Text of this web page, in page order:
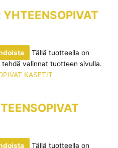
Tällä tuotteella on
tehdä valinnat tuotteen sivulla.
Tällä tuotteella on